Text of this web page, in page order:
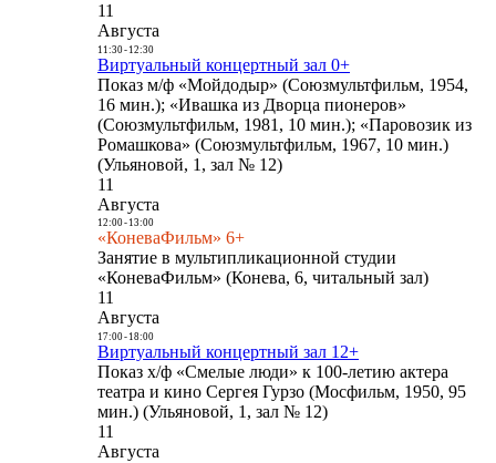
11
Августа
11:30- 12:30
Виртуальный концертный зал 0+
Показ м/ф «Мойдодыр» (Союзмультфильм, 1954,
16 мин.); «Ивашка из Дворца пионеров»
(Союзмультфильм, 1981, 10 мин.); «Паровозик из
Ромашкова» (Союзмультфильм, 1967, 10 мин.)
(Ульяновой, 1, зал № 12)
11
Августа
12:00- 13:00
«КоневаФильм» 6+
Занятие в мультипликационной студии
«КоневаФильм» (Конева, 6, читальный зал)
11
Августа
17:00- 18:00
Виртуальный концертный зал 12+
Показ х/ф «Смелые люди» к 100-летию актера
театра и кино Сергея Гурзо (Мосфильм, 1950, 95
мин.) (Ульяновой, 1, зал № 12)
11
Августа